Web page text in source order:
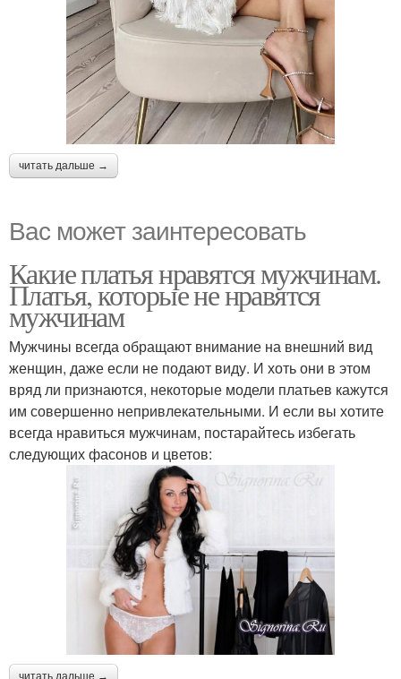
читать дальше →
Вас может заинтересовать
Какие платья нравятся мужчинам.
Платья, которые не нравятся
мужчинам
Мужчины всегда обращают внимание на внешний вид
женщин, даже если не подают виду. И хоть они в этом
вряд ли признаются, некоторые модели платьев кажутся
им совершенно непривлекательными. И если вы хотите
всегда нравиться мужчинам, постарайтесь избегать
следующих фасонов и цветов:
читать дальше →